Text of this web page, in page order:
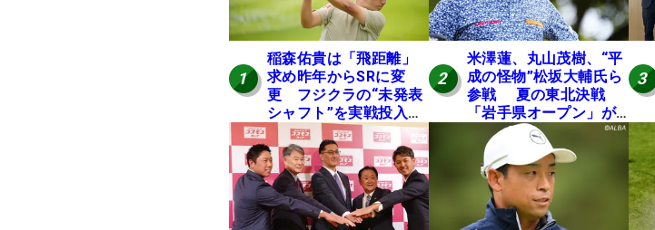
1
稲森佑貴は「飛距離」
求め昨年からSRに変
更 フジクラの“未発表
シャフト”を実戦投入し
好感触「つかまえにい
ける」【男子ツアーの
ヒトネタ！】
2
米澤蓮、丸山茂樹、“平
成の怪物”松坂大輔氏ら
参戦 夏の東北決戦
「岩手県オープン」が8
日開幕
3